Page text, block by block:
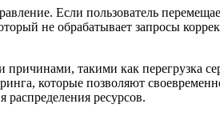
Если пользователь
не обрабатывает запросы
такими как перегрузка
которые позволяют
распределения ресурсов.